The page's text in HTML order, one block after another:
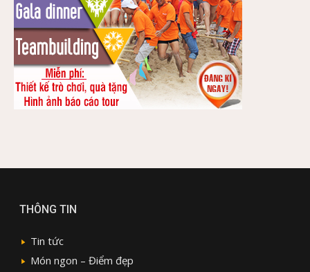
THÔNG TIN
Tin tức
Món ngon – Điểm đẹp